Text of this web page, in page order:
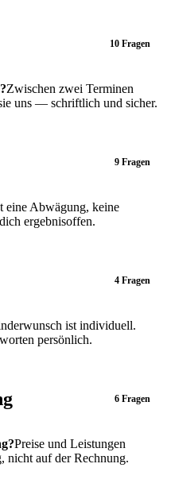
10 Fragen
Zwischen zwei Terminen
uns — schriftlich und sicher.
9 Fragen
eine Abwägung, keine
ergebnisoffen.
4 Fragen
ist individuell.
persönlich.
6 Fragen
Preise und Leistungen
nicht auf der Rechnung.